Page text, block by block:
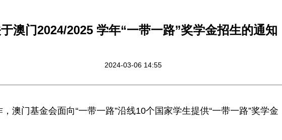
澳门2024/2025 学年“一带一路”奖学金招生的通知
2024-03-06 14:55
澳门基金会面向“一带一路”沿线10个国家学生提供“一带一路”奖学金